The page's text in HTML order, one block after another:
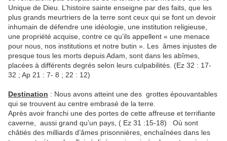
Unique de Dieu. L’histoire sainte enseigne par des faits, que les
plus grands meurtriers de la terre sont ceux qui se font un devoir
inhumain de défendre une idéologie, une institution religieuse,
une propriété acquise, contre ce qu’ils appellent « une menace
pour nous, nos institutions et notre butin ». Les âmes injustes de
presque tous les morts depuis Adam, sont dans les abîmes,
placées à différents degrés selon leurs culpabilités. (Ez 32 : 17-
32 ; Ap 21 : 7- 8 ; 22 : 12)
Destination : Nous avons atteint une des grottes épouvantables
qui se trouvent au centre embrasé de la terre.
Après avoir franchi une des portes de cette affreuse et terrifiante
caverne, aussi grand qu’un pays, ( Ez 31 :15-18) Où sont
châtiés des milliards d’âmes prisonnières, enchaînées dans les